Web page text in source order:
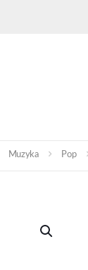
Muzyka Pop